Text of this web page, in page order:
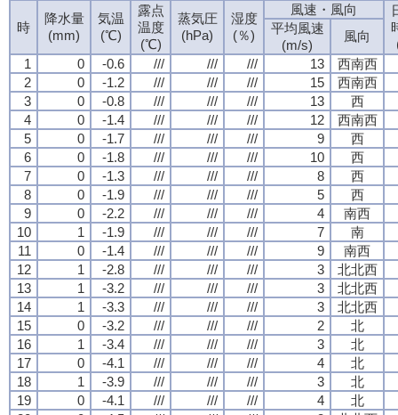
時
降水量
(mm)
気温
(℃)
露点
温度
(℃)
蒸気圧
(hPa)
湿度
(％)
風速・風向
平均風速
(m/s)
風向
1
0 -0.6 /// /// /// 13
西南西
2
0 -1.2 /// /// /// 15
西南西
3
0 -0.8 /// /// /// 13
西
4
0 -1.4 /// /// /// 12
西南西
5
0 -1.7 /// /// /// 9
西
6
0 -1.8 /// /// /// 10
西
7
0 -1.3 /// /// /// 8
西
8
0 -1.9 /// /// /// 5
西
9
0 -2.2 /// /// /// 4
南西
10
1 -1.9 /// /// /// 7
南
11
0 -1.4 /// /// /// 9
南西
12
1 -2.8 /// /// /// 3
北北西
13
1 -3.2 /// /// /// 3
北北西
14
1 -3.3 /// /// /// 3
北北西
15
0 -3.2 /// /// /// 2
北
16
1 -3.4 /// /// /// 3
北
17
0 -4.1 /// /// /// 4
北
18
1 -3.9 /// /// /// 3
北
19
0 -4.1 /// /// /// 4
北